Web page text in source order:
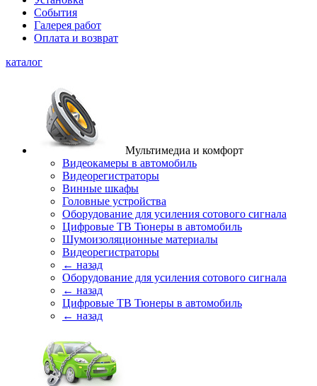
События
Галерея работ
Оплата и возврат
каталог
Мультимедиа и комфорт
Видеокамеры в автомобиль
Видеорегистраторы
Винные шкафы
Головные устройства
Оборудование для усиления сотового сигнала
Цифровые ТВ Тюнеры в автомобиль
Шумоизоляционные материалы
Видеорегистраторы
← назад
Оборудование для усиления сотового сигнала
← назад
Цифровые ТВ Тюнеры в автомобиль
← назад